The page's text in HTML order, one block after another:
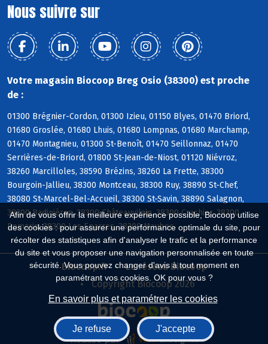
Afin de vous offrir la meilleure expérience possible, Biocoop utilise
des cookies : pour assurer une performance optimale du site, pour
récolter des statistiques afin d'analyser le trafic et la performance
du site et vous proposer une navigation personnalisée en toute
sécurité. Vous pouvez changer d'avis à tout moment en
paramétrant vos cookies. OK pour vous ?
En savoir plus et paramétrer les cookies
Je refuse J'accepte
Nous suivre sur
Votre magasin Biocoop Breg Osio (38300) est proche
de :
01300 Brégnier-Cordon, 01300 Izieu, 01150 Blyes, 01470 Briord,
01680 Groslée, 01680 Lhuis, 01680 Lompnas, 01680 Marchamp,
01470 Montagnieu, 01300 St-Benoît, 01470 Seillonnaz, 01470
Serrières-de-Briord, 01800 St-Jean-de-Niost, 01120 Niévroz,
38260 Marcilloles, 38590 Brézins, 38260 La Frette, 38300
Bourgoin-Jallieu, 38300 Montceau, 38300 Ruy, 38890 St-Chef,
38080 St-Marcel-Bel-Accueil, 38300 St-Savin, 38890 Salagnon,
38300 Badinières, 38300 Châteauvilain, 38300 Crachier, 38300
Domarin, 38300 Les Eparres, 38300 Maubec
Biocoop.fr
Le réseau Biocoop
Copyright Biocoop 2026
Réalisé par